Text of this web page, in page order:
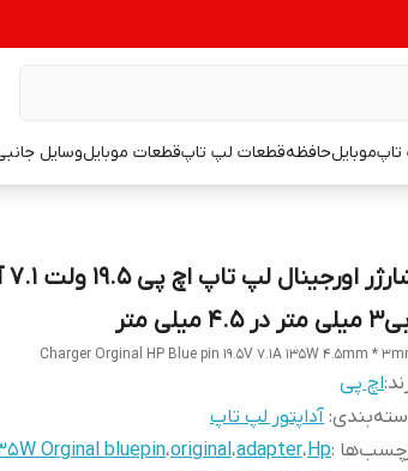
موبایلحافظهقطعات لپ تاپقطعات موبایلوسایل
در 4.5 میلی متر
Charger Orginal HP Blue pin 19.5V 7.1A 135W 4.5mm *
اچ پی
: آداپتور لپ تاپ
:
Hp،adapter،original،Orginal bluepin